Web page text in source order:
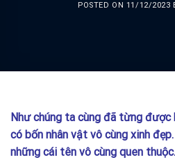
POSTED ON 11/12/2023
Như chúng ta cùng đã từng được
có bốn nhân vật vô cùng xinh
những cái tên vô cùng quen